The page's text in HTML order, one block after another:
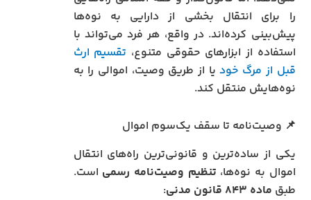
را برای انتقال بخشی از دارایی به نوه‌ها
پیش‌بینی کرده‌اند. در واقع، هر فرد می‌تواند با
استفاده از ابزارهای حقوقی متنوع، تقسیم ارث
قبل از مرگ خودیا از طریق وصیت، اموالی را به
نوه‌هایش منتقل کند.
📌 وصیت‌نامه تا سقف یک‌سوم اموال
یکی از ساده‌ترین و قانونی‌ترین راه‌های انتقال
اموال به نوه‌ها، تنظیم وصیت‌نامه رسمی است.
طبق ماده ۸۴۳ قانون مدنی :